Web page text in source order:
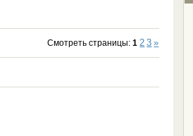
Смотреть страницы:1 2 3 »